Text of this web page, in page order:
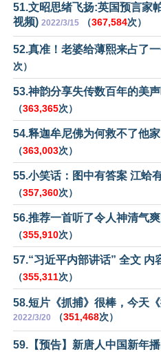
51.文昭思绪飞扬:英国预言家
视频) 2022/3/15 （367,584次）
52.真准！老婆给薄熙来占了
次）
53.神韵分享失传数百年的美
（363,365次）
54.释迦牟尼佛为何救不了他
（363,003次）
55.小笑话：图中有答案 江蛤
（357,360次）
56.推荐一首听了令人神清气
（355,910次）
57.“习近平内部讲话” 全文 内
（355,311次）
58.短片《抓捕》很棒，今天
2022/3/20 （351,468次）
59.【预告】新唐人中国新年